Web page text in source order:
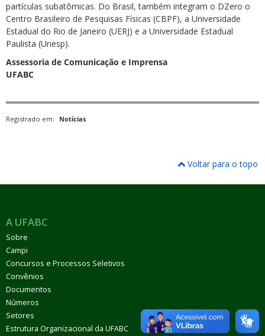
partículas subatômicas. Do Brasil, também integram o DZero o
Centro Brasileiro de Pesquisas Físicas (CBPF), a Universidade
Estadual do Rio de Janeiro (UERJ) e a Universidade Estadual
Paulista (Unesp).
Assessoria de Comunicação e Imprensa
UFABC
Registrado em: Notícias
Voltar para o topo
A UFABC
Sobre
Campi
Concursos e Processos Seletivos
Convênios
Documentos
Números
Setores
Estrutura Organizacional da UFABC